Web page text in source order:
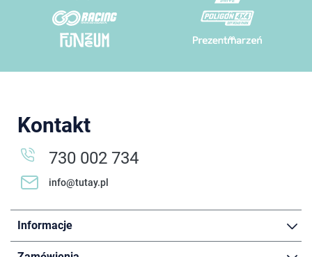
Kontakt
730 002 734
info@tutay.pl
Informacje